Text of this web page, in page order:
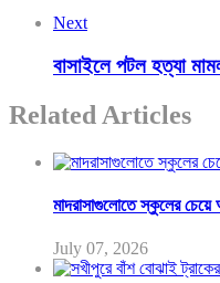
Next
বাসাইলে পটল হত্যা
Related Articles
মাদরাসাগুলোতে স্কুলের
July 07, 2026